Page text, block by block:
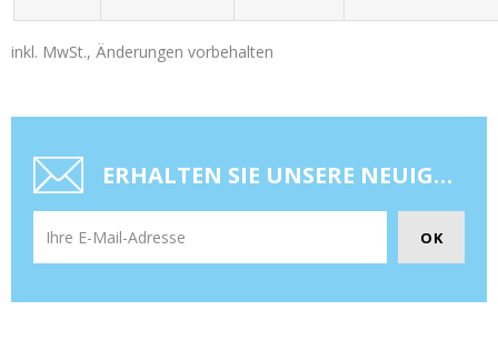
inkl. MwSt., Änderungen vorbehalten
ERHALTEN SIE UNSERE NEUIGKEITEN UND SONDERANGEBOTE